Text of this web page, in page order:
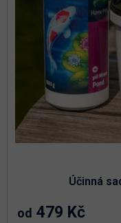
Účinná
od 479 Kč